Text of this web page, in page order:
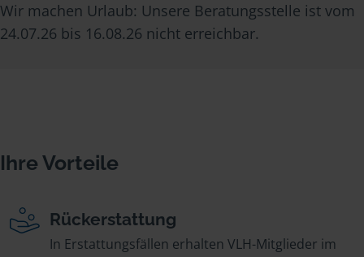
Wir machen Urlaub: Unsere Beratungsstelle ist vom
24.07.26 bis 16.08.26 nicht erreichbar.
Ihre Vorteile
Rückerstattung
In Erstattungsfällen erhalten VLH-Mitglieder im